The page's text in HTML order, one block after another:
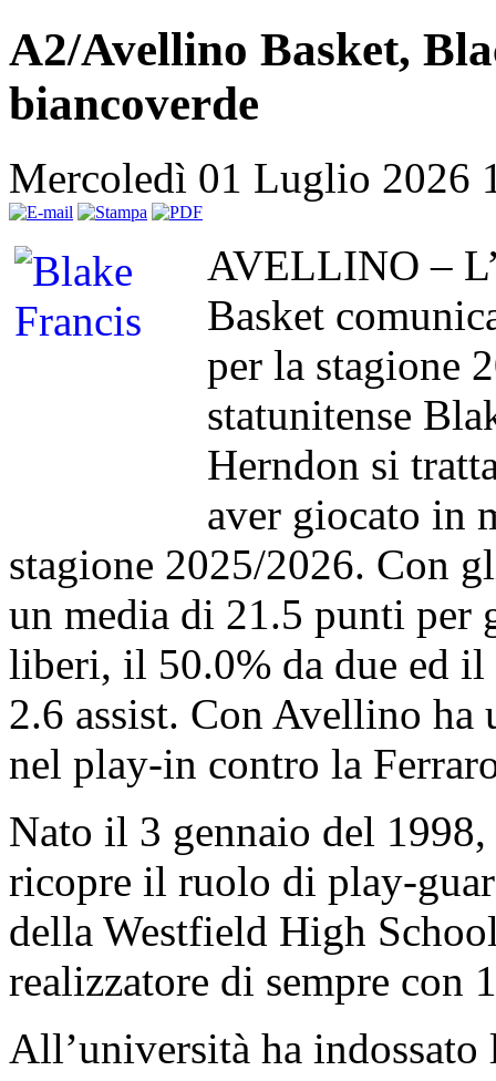
A2/Avellino Basket,
biancoverde
Mercoledì 01 Luglio 2026
AVELLINO –
Basket
per la stagione
statunitense
Herndon si
aver giocato in
stagione 2025/2026. Con
un media di 21.5 punti per
liberi, il 50.0% da due ed il
2.6 assist. Con Avellino
nel play-in contro la
Nato il 3 gennaio del
ricopre il ruolo di play-
della Westfield High
realizzatore di sempre con
All’università ha